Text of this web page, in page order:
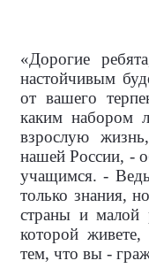
«Дорогие
настойчивым
от вашего
каким набором
взрослую
нашей России, -
учащимся. -
только знания,
страны и малой
которой
тем, что вы -